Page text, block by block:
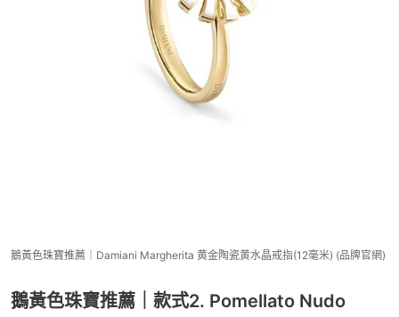
鵝黃色珠寶推薦｜Damiani Margherita 黄金陶瓷黄水晶戒指(12毫米) (品牌官網)
鵝黃色珠寶推薦｜款式2. Pomellato Nudo